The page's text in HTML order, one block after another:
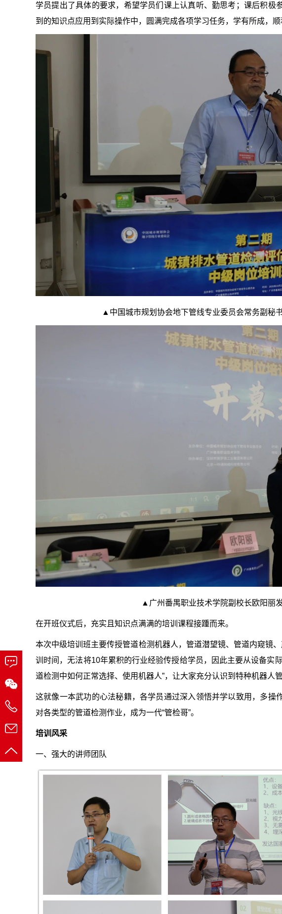
学员提出了具体的要求，希望学员们课上认真听、勤思考；课后积极
到的知识点应用到实际操作中，圆满完成各项学习任务，学有所成，顺
▲中国城市规划协会地下管线专业委员会常务副秘
▲广州番禺职业技术学院副校长欧阳丽
在开班仪式后，充实且知识点满满的培训课程接踵而来。
本次中级培训班主要传授管道检测机器人，管道潜望镜、管道内窥镜
训时间，无法将10年累积的行业经验传授给学员，因此主要从设备
道检测中如何正常选择、使用机器人”，让大家充分认识到特种机器人
这就像一本武功的心法秘籍，各学员通过深入领悟并学以致用，多操
对各类型的管道检测作业，成为一代“管检哥”。
培训风采
一、强大的讲师团队